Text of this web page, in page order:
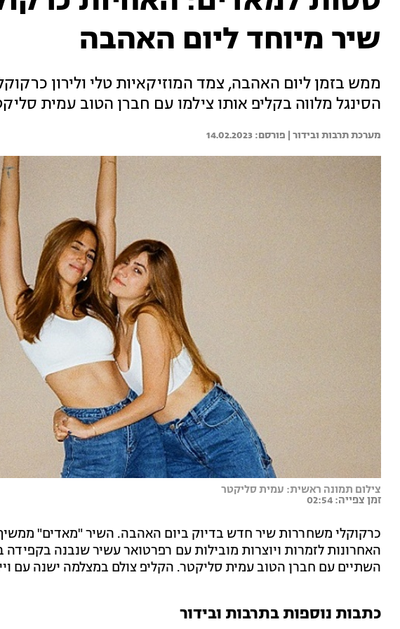
שיר מיוחד ליום האהבה
ממש בזמן ליום האהבה, צמד המוזיקאיות טלי ולירון
הסינגל מלווה בקליפ אותו צילמו עם חברן הטוב עמית
מערכת תרבות ובידור | 14.02.2023
צילום תמונה ראשית: עמית סליקטר
זמן צפייה: 02:54
כרקוקלי משחררות שיר חדש בדיוק ביום האהבה. השיר "מאדים"
האחרונות לזמרות ויוצרות מובילות עם רפרטואר עשיר שנבנה
השתיים עם חברן הטוב עמית סליקטר. הקליפ צולם במצלמה ישנה עם
כתבות נוספות בתרבות ובידור